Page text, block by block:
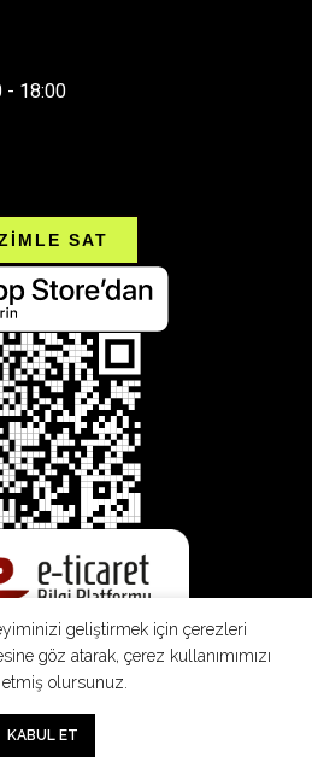
- 18:00
SAT
geliştirmek için çerezleri
göz atarak, çerez kullanımımızı
olursunuz.
KABUL ET
Sepet